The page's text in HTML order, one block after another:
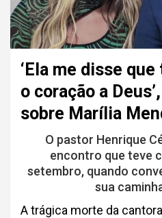
‘Ela me disse
o coração a
sobre Marília
O pastor Henrique
encontro que teve
setembro, quando
sua
A trágica morte da